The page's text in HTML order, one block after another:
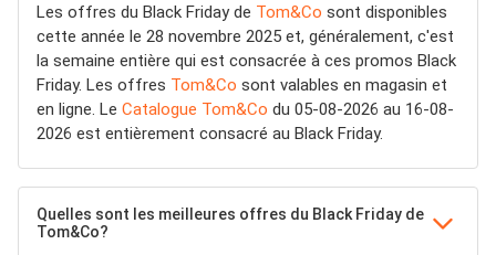
Les offres du Black Friday de Tom&Co sont disponibles
cette année le 28 novembre 2025 et, généralement, c'est
la semaine entière qui est consacrée à ces promos Black
Friday. Les offres Tom&Co sont valables en magasin et
en ligne. Le Catalogue Tom&Co du 05-08-2026 au 16-08-
2026 est entièrement consacré au Black Friday.
Quelles sont les meilleures offres du Black Friday de
Tom&Co?